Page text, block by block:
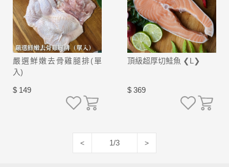
嚴選鮮嫩去骨雞腿排(單
入)
$ 149
頂級超厚切鮭魚 ❮L❯
$ 369
< 1/3 >